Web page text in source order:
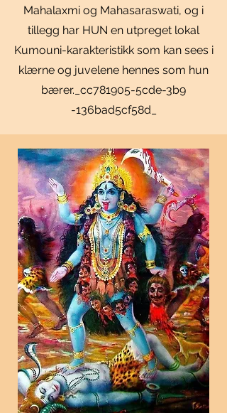
Mahalaxmi og Mahasaraswati, og i
tillegg har HUN en utpreget lokal
Kumouni-karakteristikk som kan sees i
klærne og juvelene hennes som hun
bærer._cc781905-5cde-3b9
-136bad5cf58d_